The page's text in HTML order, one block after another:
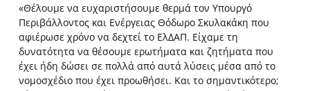
«Θέλουμε να ευχαριστήσουμε θερμά τον Υπουργό
Περιβάλλοντος και Ενέργειας Θόδωρο Σκυλακάκη που
αφιέρωσε χρόνο να δεχτεί το ΕλΔΑΠ. Είχαμε τη
δυνατότητα να θέσουμε ερωτήματα και ζητήματα που
έχει ήδη δώσει σε πολλά από αυτά λύσεις μέσα από το
νομοσχέδιο που έχει προωθήσει. Και το σημαντικότερο;